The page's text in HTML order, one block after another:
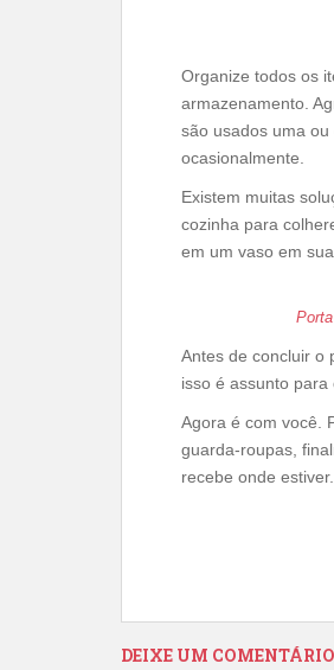
Organize todos os
armazenamento.
são usados ​​uma
ocasionalmente.
Existem muitas
cozinha para
em um vaso em
Antes de concluir o
isso é assunto para
Agora é com você.
guarda-roupas,
recebe onde
DEIXE UM COMENTÁRIO